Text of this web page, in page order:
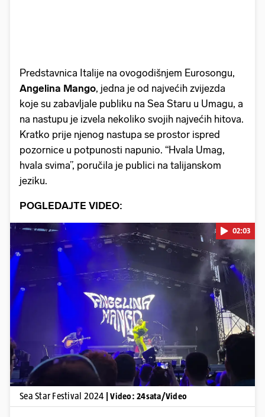
Predstavnica Italije na ovogodišnjem Eurosongu,
Angelina Mango, jedna je od najvećih zvijezda
koje su zabavljale publiku na Sea Staru u Umagu, a
na nastupu je izvela nekoliko svojih najvećih hitova.
Kratko prije njenog nastupa se prostor ispred
pozornice u potpunosti napunio. “Hvala Umag,
hvala svima”, poručila je publici na talijanskom
jeziku.
POGLEDAJTE VIDEO:
Pokretanje videa...
02:03
Sea Star Festival 2024 | Video: 24sata/Video